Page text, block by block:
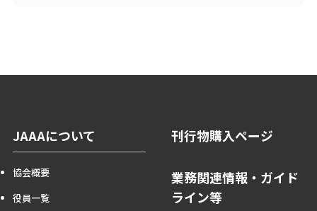
JAAAについて
協会概要
役員一覧
刊行物購入ページ
業務関連情報・ガイド
ライン等